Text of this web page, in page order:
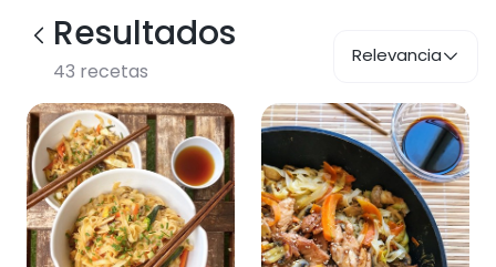
Resultados
43 recetas
Relevancia